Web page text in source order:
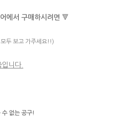
에서 구매하시려면 🔻
두 보고 가주세요!!)
입니다.
수 없는 공구!